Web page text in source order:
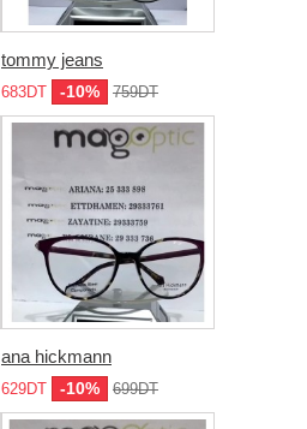
tommy jeans
683DT -10% 759DT
ana hickmann
629DT -10% 699DT